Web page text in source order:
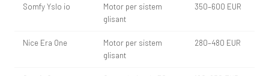
Somfy Yslo io
Motor per sistem
glisant
350–600 EUR
Nice Era One
Motor per sistem
glisant
280–480 EUR